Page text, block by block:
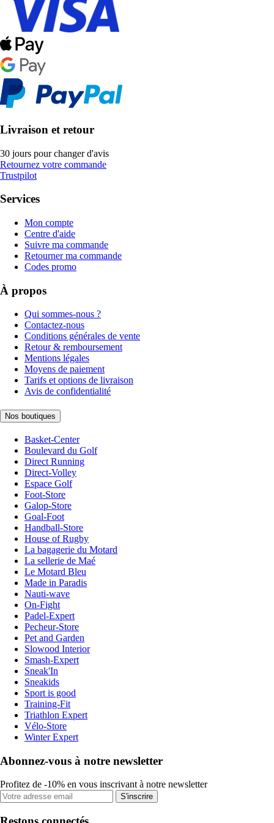
Livraison et retour
30 jours pour changer d'avis
Retournez votre commande
Trustpilot
Services
Mon compte
Centre d'aide
Suivre ma commande
Retourner ma commande
Codes promo
À propos
Qui sommes-nous ?
Contactez-nous
Conditions générales de vente
Retour & remboursement
Mentions légales
Moyens de paiement
Tarifs et options de livraison
Avis de confidentialité
Nos boutiques
Basket-Center
Boulevard du Golf
Direct Running
Direct-Volley
Espace Golf
Foot-Store
Galop-Store
Goal-Foot
Handball-Store
House of Rugby
La bagagerie du Motard
La sellerie de Maé
Le Motard Bleu
Made in Paradis
Nauti-wave
On-Fight
Padel-Expert
Pecheur-Store
Pet and Garden
Slowood Interior
Smash-Expert
Sneak'In
Sneakids
Sport is good
Training-Fit
Triathlon Expert
Vélo-Store
Winter Expert
Abonnez-vous à notre newsletter
Profitez de -10% en vous inscrivant à notre newsletter
S'inscrire